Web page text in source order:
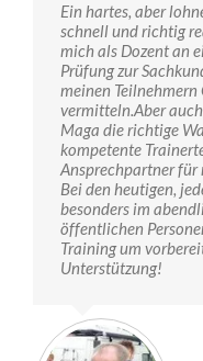
Ein hartes, aber
schnell und richtig
mich als Dozent an
Prüfung zur
meinen
vermitteln.Aber
Maga die richtige
kompetente
Ansprechpartner für
Bei den heutigen,
besonders im
öffentlichen
Training um
Unterstützung!